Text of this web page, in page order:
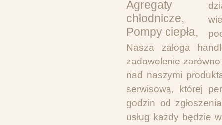
Nasza załoga
zadowolenie
nad naszymi
serwisową, której
godzin od
usług każdy będzie